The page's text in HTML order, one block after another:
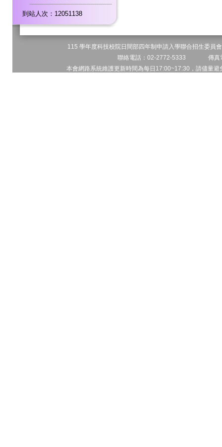
到站人次：12051138
115 學年度科技校院日間部四年制申請入學聯合招生委
聯絡電話：02-2772-5333 傳
本會網路系統維護更新時間為每日17:00~17:30，請儘量